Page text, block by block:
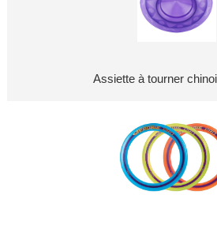
Assiette à tourner